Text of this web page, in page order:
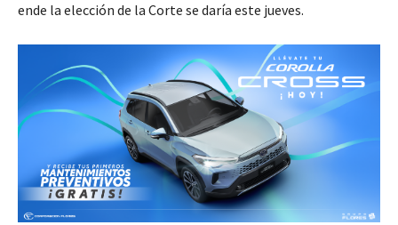
ende la elección de la Corte se daría este jueves.